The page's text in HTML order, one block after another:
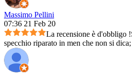
Massimo Pellini
07:36 21 Feb 20
La recensione è d'obbligo
specchio riparato in men che non si